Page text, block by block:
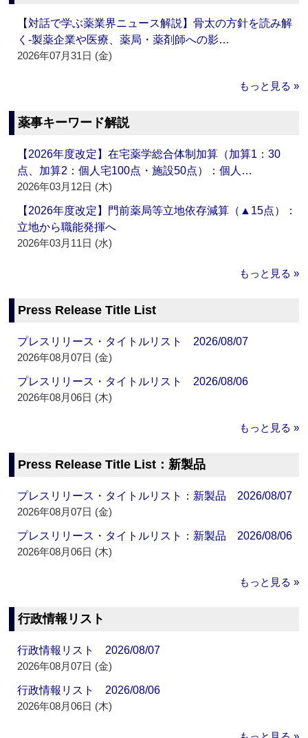
【対話で学ぶ薬業界ニュース解説】骨太の方針を読み解
く‐製薬企業や医療、薬局・薬剤師への影…
2026年07月31日 (金)
もっと見る »
薬事キーワード解説
【2026年度改定】在宅薬学総合体制加算（加算1：30
点、加算2：個人宅100点・施設50点）：個人…
2026年03月12日 (木)
【2026年度改定】門前薬局等立地依存減算（▲15点）：
立地から職能発揮へ
2026年03月11日 (水)
もっと見る »
Press Release Title List
プレスリリース・タイトルリスト 2026/08/07
2026年08月07日 (金)
プレスリリース・タイトルリスト 2026/08/06
2026年08月06日 (木)
もっと見る »
Press Release Title List：新製品
プレスリリース・タイトルリスト：新製品 2026/08/07
2026年08月07日 (金)
プレスリリース・タイトルリスト：新製品 2026/08/06
2026年08月06日 (木)
もっと見る »
行政情報リスト
行政情報リスト 2026/08/07
2026年08月07日 (金)
行政情報リスト 2026/08/06
2026年08月06日 (木)